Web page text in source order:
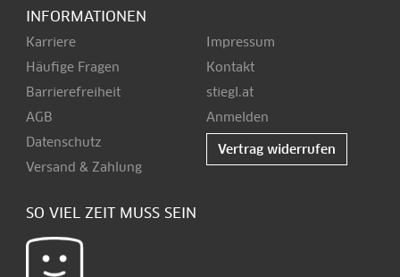
INFORMATIONEN
Karriere
Häufige Fragen
Barrierefreiheit
AGB
Datenschutz
Versand & Zahlung
Impressum
Kontakt
stiegl.at
Anmelden
Vertrag widerrufen
SO VIEL ZEIT MUSS SEIN